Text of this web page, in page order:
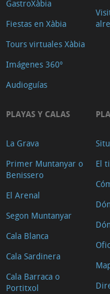
GastroXàbia
Fiestas en Xàbia
Tours virtuales Xàbia
Imágenes 360º
Audioguías
PLAYAS Y CALAS
La Grava
Primer Muntanyar o
Benissero
El Arenal
Segon Muntanyar
Cala Blanca
Cala Sardinera
Cala Barraca o
Portitxol
El